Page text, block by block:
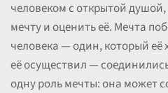
человеком с открытой
мечту и оценить её. Мечта
человека — один, который её
её осуществил —
одну роль мечты: она может